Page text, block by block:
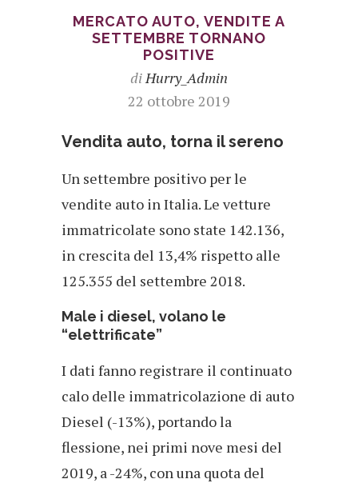
MERCATO AUTO, VENDITE A
SETTEMBRE TORNANO
POSITIVE
diHurry_Admin
22 ottobre 2019
Vendita auto, torna il sereno
Un settembre positivo per le
vendite auto in Italia. Le vetture
immatricolate sono state 142.136,
in crescita del 13,4% rispetto alle
125.355 del settembre 2018.
Male i diesel, volano le
“elettrificate”
I dati fanno registrare il continuato
calo delle immatricolazione di auto
Diesel (-13%), portando la
flessione, nei primi nove mesi del
2019, a -24%, con una quota del